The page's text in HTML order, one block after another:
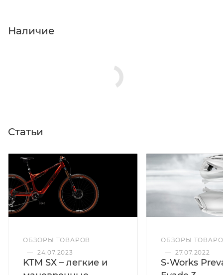
Нажмите кнопку «Оформить заказ».
Наличие
Статьи
ОБЗОРЫ ТОВАРОВ
— 24.07.2023
KTM SX – легкие и
ОБЗОРЫ
— 27.07.2022
S-Works